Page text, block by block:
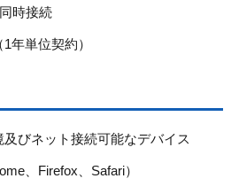
時接続
年単位契約）
びネット接続可能なデバイス
、Firefox、Safari）